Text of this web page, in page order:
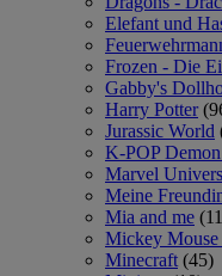
Elefant und
Frozen - Die
Gabby's
Harry Potter
Jurassic World
K-POP
Marvel
Meine
Mia and me
Mickey
Minecraft (45)